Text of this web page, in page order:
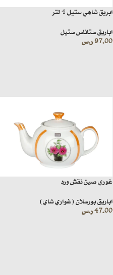
ابريق شاهي ستيل 4 لتر
اباريق ستانلس ستيل
97.00ر.س
غوري صين نقش ورد
اباريق بورسلان (غواري شاي)
47.00ر.س